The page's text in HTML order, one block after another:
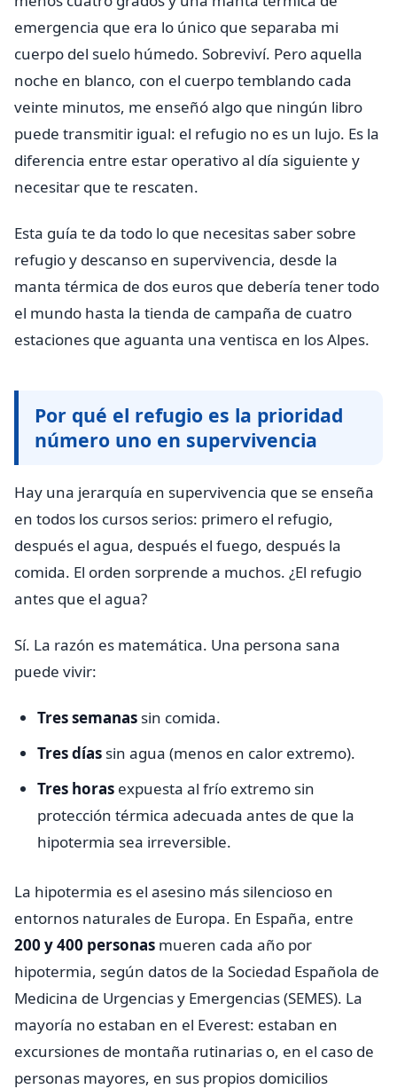
emergencia que era lo único que separaba mi
cuerpo del suelo húmedo. Sobreviví. Pero aquella
noche en blanco, con el cuerpo temblando cada
veinte minutos, me enseñó algo que ningún libro
puede transmitir igual: el refugio no es un lujo. Es la
diferencia entre estar operativo al día siguiente y
necesitar que te rescaten.
Esta guía te da todo lo que necesitas saber sobre
refugio y descanso en supervivencia, desde la
manta térmica de dos euros que debería tener todo
el mundo hasta la tienda de campaña de cuatro
estaciones que aguanta una ventisca en los Alpes.
Por qué el refugio es la prioridad
número uno en supervivencia
Hay una jerarquía en supervivencia que se enseña
en todos los cursos serios: primero el refugio,
después el agua, después el fuego, después la
comida. El orden sorprende a muchos. ¿El refugio
antes que el agua?
Sí. La razón es matemática. Una persona sana
puede vivir:
Tres semanas sin comida.
Tres días sin agua (menos en calor extremo).
Tres horas expuesta al frío extremo sin
protección térmica adecuada antes de que la
hipotermia sea irreversible.
La hipotermia es el asesino más silencioso en
entornos naturales de Europa. En España, entre
200 y 400 personas mueren cada año por
hipotermia, según datos de la Sociedad Española de
Medicina de Urgencias y Emergencias (SEMES). La
mayoría no estaban en el Everest: estaban en
excursiones de montaña rutinarias o, en el caso de
personas mayores, en sus propios domicilios